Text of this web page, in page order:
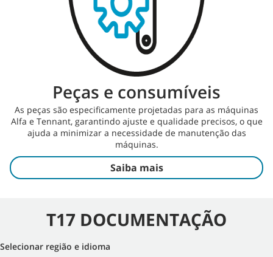
Peças e consumíveis
As peças são especificamente projetadas para as máquinas
Alfa e Tennant, garantindo ajuste e qualidade precisos, o que
ajuda a minimizar a necessidade de manutenção das
máquinas.
Saiba mais
T17 DOCUMENTAÇÃO
Selecionar região e idioma